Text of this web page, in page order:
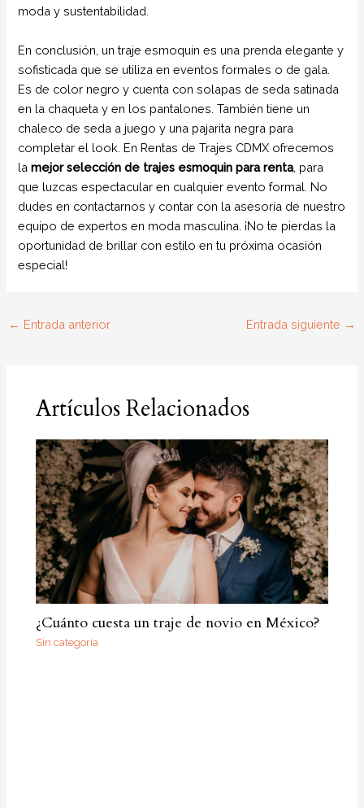
moda y sustentabilidad.
En conclusión, un traje esmoquin es una prenda elegante y
sofisticada que se utiliza en eventos formales o de gala.
Es de color negro y cuenta con solapas de seda satinada
en la chaqueta y en los pantalones. También tiene un
chaleco de seda a juego y una pajarita negra para
completar el look. En Rentas de Trajes CDMX ofrecemos
lamejor selección de trajes esmoquin para renta, para
que luzcas espectacular en cualquier evento formal. No
dudes en contactarnos y contar con la asesoría de nuestro
equipo de expertos en moda masculina. ¡No te pierdas la
oportunidad de brillar con estilo en tu próxima ocasión
especial!
← Entrada anterior Entrada siguiente →
Artículos Relacionados
¿Cuánto cuesta un traje de novio en México?
Sin categoría